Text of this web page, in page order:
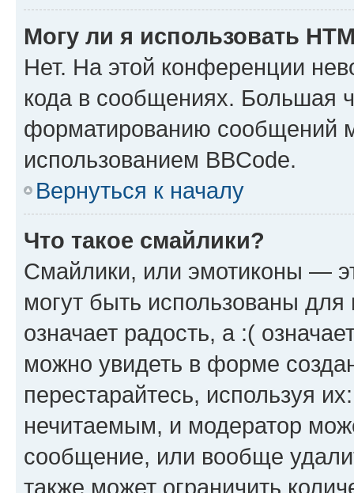
Могу ли я использовать
Нет. На этой конференции
кода в сообщениях. Большая
форматированию сообщений
использованием BBCode.
Вернуться к началу
Что такое смайлики?
Смайлики, или эмотиконы —
могут быть использованы
означает радость, а :(
можно увидеть в форме
перестарайтесь, используя
нечитаемым, и модератор
сообщение, или вообще
также может ограничить